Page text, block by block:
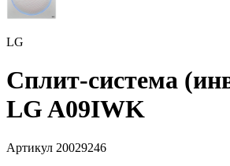
LG
Сплит-система
LG A09IWK
Артикул 20029246